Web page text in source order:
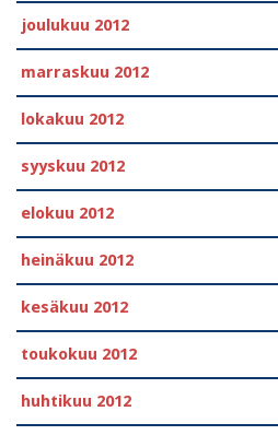
joulukuu 2012
marraskuu 2012
lokakuu 2012
syyskuu 2012
elokuu 2012
heinäkuu 2012
kesäkuu 2012
toukokuu 2012
huhtikuu 2012